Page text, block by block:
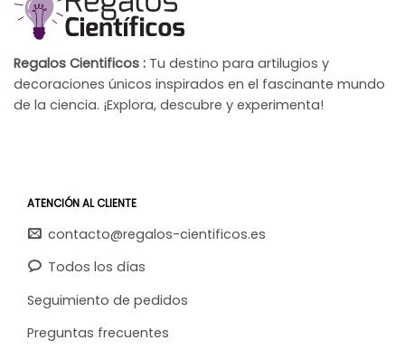
Regalos Cientificos : Tu destino para artilugios y
decoraciones únicos inspirados en el fascinante mundo
de la ciencia. ¡Explora, descubre y experimenta!
ATENCIÓN AL CLIENTE
contacto@regalos-cientificos.es
Todos los días
Seguimiento de pedidos
Preguntas frecuentes